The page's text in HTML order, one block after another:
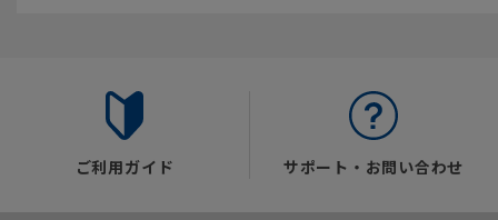
ご利用ガイド サポート・お問い合わせ